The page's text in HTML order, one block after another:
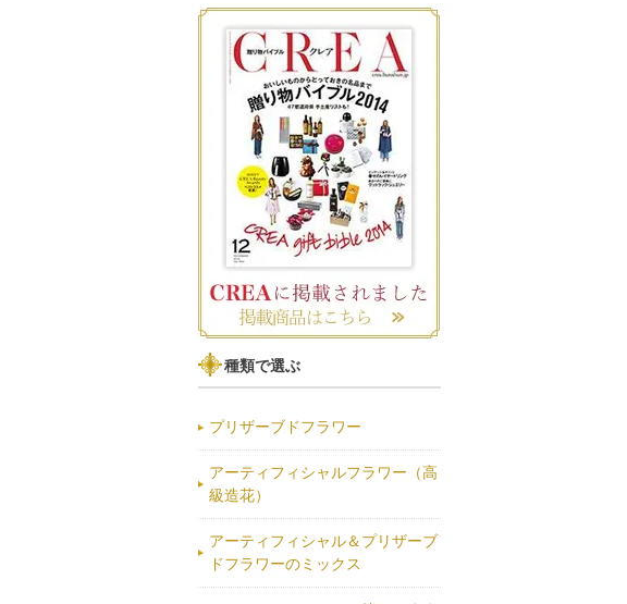
種類で選ぶ
プリザーブドフラワー
アーティフィシャルフラワー（高
級造花）
アーティフィシャル＆プリザーブ
ドフラワーのミックス